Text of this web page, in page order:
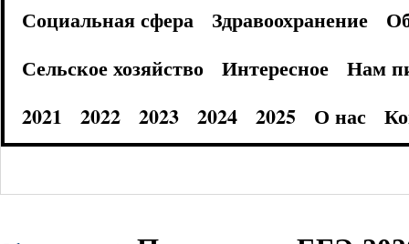
Социальная сфера
Здравоохранение
Сельское хозяйство
Интересное
Нам
2021
2022 2023 2024 2025 О нас